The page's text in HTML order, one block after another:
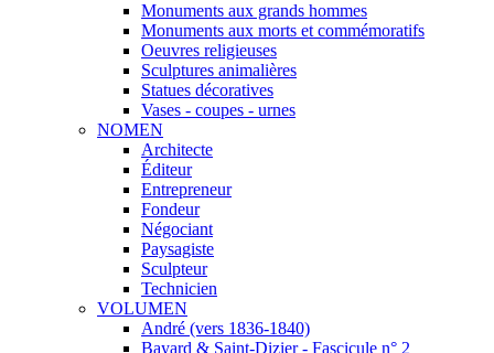
Monuments aux grands hommes
Monuments aux morts et commémoratifs
Oeuvres religieuses
Sculptures animalières
Statues décoratives
Vases - coupes - urnes
NOMEN
Architecte
Éditeur
Entrepreneur
Fondeur
Négociant
Paysagiste
Sculpteur
Technicien
VOLUMEN
André (vers 1836-1840)
Bayard & Saint-Dizier - Fascicule n° 2